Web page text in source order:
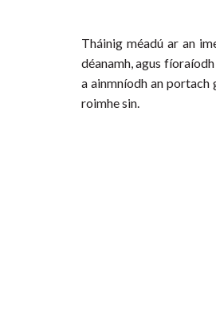
Tháinig méadú ar an
déanamh, agus
a ainmníodh an portach
roimhe sin.